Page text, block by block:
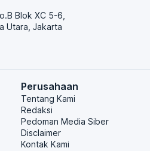
Blok XC 5-6,
Utara, Jakarta
Perusahaan
Tentang Kami
Redaksi
Pedoman Media Siber
Disclaimer
Kontak Kami